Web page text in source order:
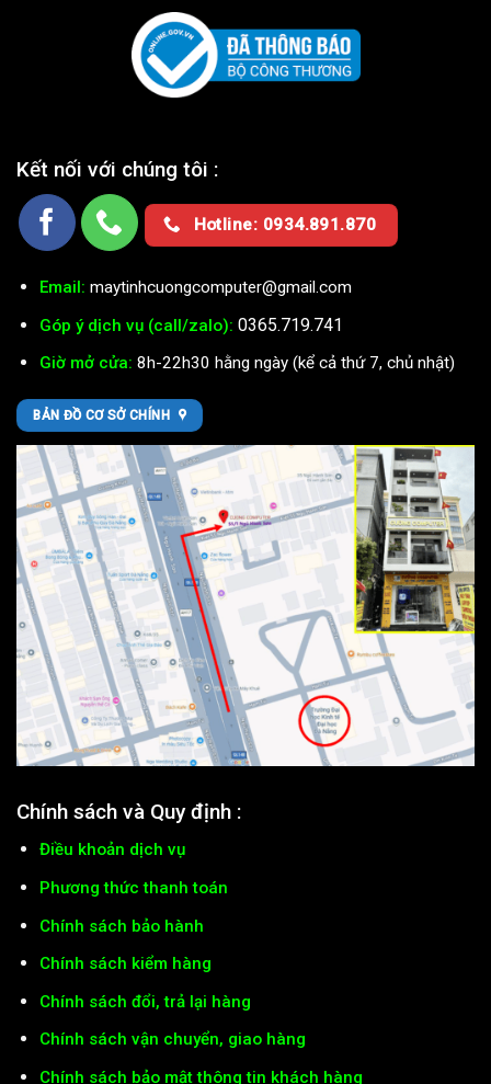
Kết nối với chúng tôi :
Hotline: 0934.891.870
Email: maytinhcuongcomputer@gmail.com
Góp ý dịch vụ (call/zalo): 0365.719.741
Giờ mở cửa: 8h-22h30 hằng ngày (kể cả thứ 7, chủ nhật)
BẢN ĐỒ CƠ SỞ CHÍNH
Chính sách và Quy định :
Điều khoản dịch vụ
Phương thức thanh toán
Chính sách bảo hành
Chính sách kiểm hàng
Chính sách đổi, trả lại hàng
Chính sách vận chuyển, giao hàng
Chính sách bảo mật thông tin khách hàng